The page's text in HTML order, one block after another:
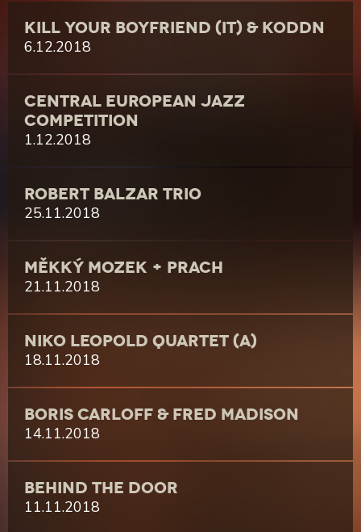
KILL YOUR BOYFRIEND (IT) & KODDN
6.12.2018
CENTRAL EUROPEAN JAZZ
COMPETITION
1.12.2018
ROBERT BALZAR TRIO
25.11.2018
MĚKKÝ MOZEK + PRACH
21.11.2018
NIKO LEOPOLD QUARTET (A)
18.11.2018
BORIS CARLOFF & FRED MADISON
14.11.2018
BEHIND THE DOOR
11.11.2018